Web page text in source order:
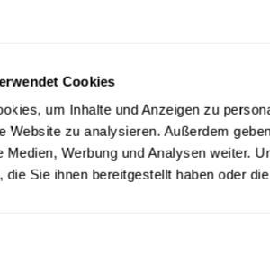
Cookies
um Inhalte und Anzeigen zu
Website zu analysieren. Außerdem
Medien, Werbung und Analysen weiter.
die Sie ihnen bereitgestellt haben oder
ist ein Produkt der Contiago GmbH.